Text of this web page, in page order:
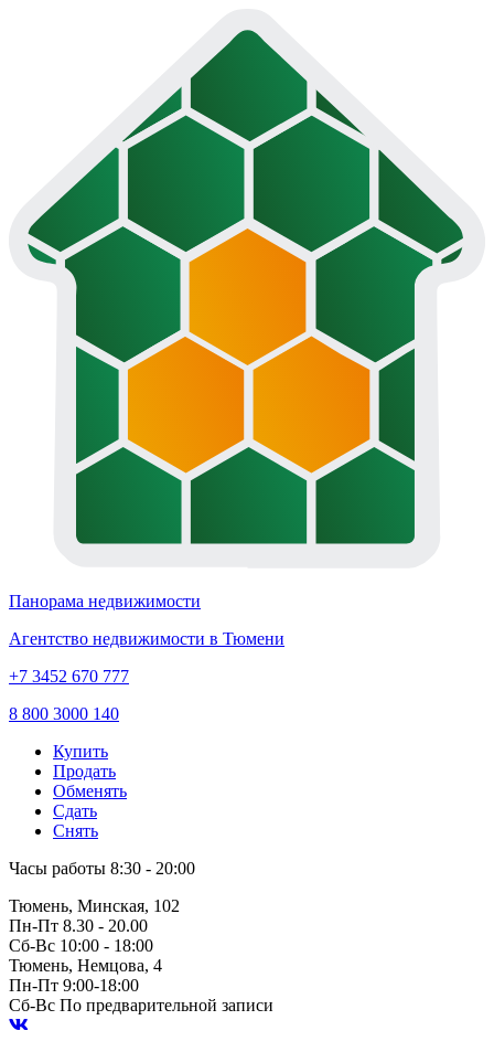
Панорама недвижимости
Агентство недвижимости в Тюмени
+7 3452 670 777
8 800 3000 140
Купить
Продать
Обменять
Сдать
Снять
Часы работы 8:30 - 20:00
Тюмень, Минская, 102
Пн-Пт 8.30 - 20.00
Сб-Вс 10:00 - 18:00
Тюмень, Немцова, 4
Пн-Пт 9:00-18:00
Сб-Вс По предварительной записи